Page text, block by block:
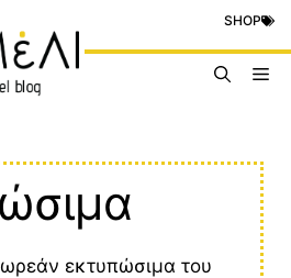
SHOP
εκτυπώσιμα του